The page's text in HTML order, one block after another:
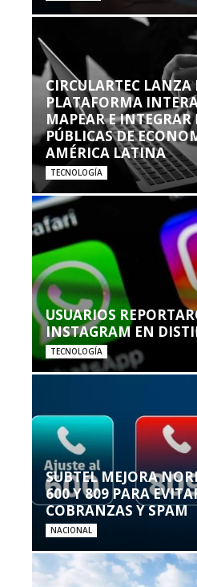
CIRCULARTEC
PLATAFORMA
MAPEAR E
PÚBLICAS DE
AMÉRICA LATINA
TECNOLOGÍA
USUARIOS
INSTAGRAM EN
TECNOLOGÍA
SUBTEL MEJORA
600 Y 809 PARA
COBRANZAS Y SPAM
NACIONAL